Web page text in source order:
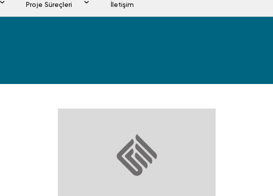
Proje Süreçleri İletişim